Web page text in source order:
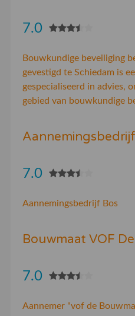
7.0
Bouwkundige beveiliging
gevestigd te Schiedam is
gespecialiseerd in advies,
gebied van bouwkundige
7.0
Aannemingsbedrijf Bos
Bouwmaat VOF De
7.0
Aannemer "vof de